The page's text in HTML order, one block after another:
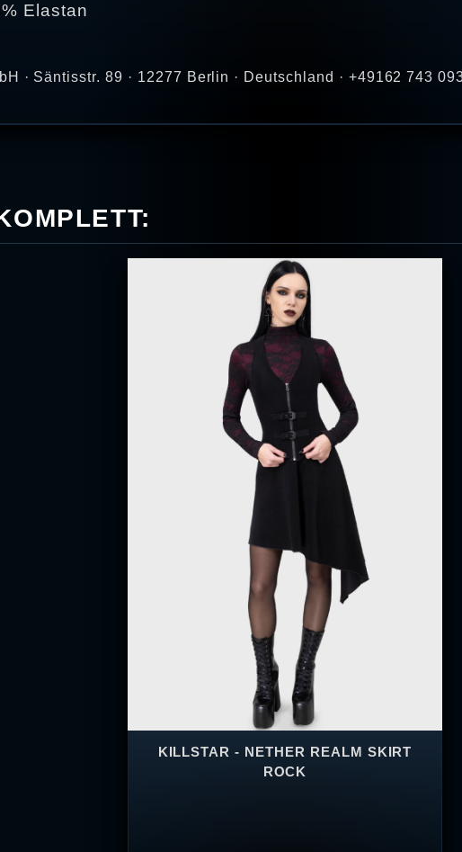
Elastan
· Säntisstr. 89 · 12277 Berlin · Deutschland · +49162 743
KILLSTAR - NETHER REALM SKIRT
ROCK